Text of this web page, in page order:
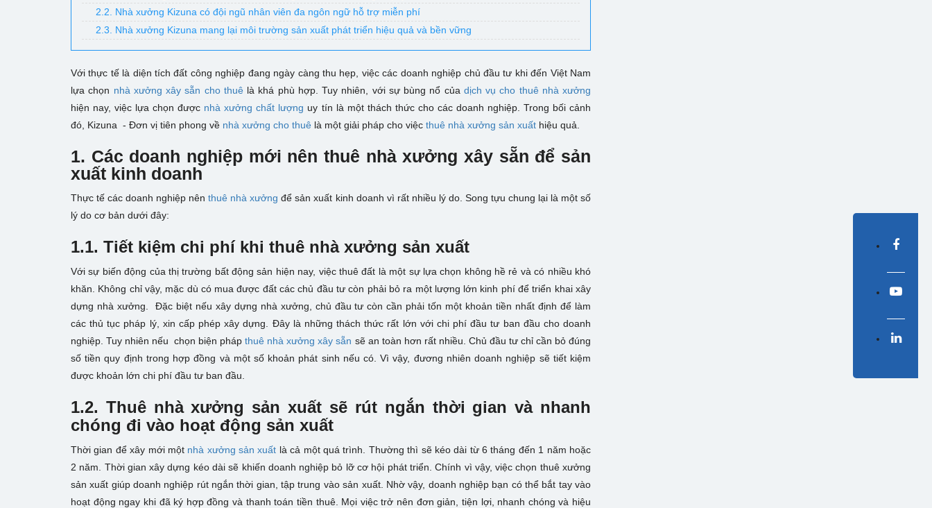
2.2. Nhà xưởng Kizuna có đội ngũ nhân viên đa ngôn ngữ hỗ trợ miễn phí
2.3. Nhà xưởng Kizuna mang lại môi trường sản xuất phát triển hiệu quả và bền vững
Với thực tế là diện tích đất công nghiệp đang ngày càng thu hẹp, việc các doanh nghiệp chủ đầu tư khi đến Việt Nam
lựa chọn nhà xưởng xây sẵn cho thuêlà khá phù hợp. Tuy nhiên, với sự bùng nổ của dịch vụ cho thuê nhà xưởng
hiện nay, việc lựa chọn được nhà xưởng chất lượng uy tín là một thách thức cho các doanh nghiệp. Trong bối cảnh
đó, Kizuna - Đơn vị tiên phong về nhà xưởng cho thuê là một giải pháp cho việc thuê nhà xưởng sản xuất hiệu quả.
1. Các doanh nghiệp mới nên thuê nhà xưởng xây sẵn để sản
xuất kinh doanh
Thực tế các doanh nghiệp nênthuê nhà xưởng để sản xuất kinh doanh vì rất nhiều lý do. Song tựu chung lại là một số
lý do cơ bản dưới đây:
1.1. Tiết kiệm chi phí khi thuê nhà xưởng sản xuất
Với sự biến động của thị trường bất động sản hiện nay, việc thuê đất là một sự lựa chọn không hề rẻ và có nhiều khó
khăn. Không chỉ vậy, mặc dù có mua được đất các chủ đầu tư còn phải bỏ ra một lượng lớn kinh phí để triển khai xây
dựng nhà xưởng. Đặc biệt nếu xây dựng nhà xưởng, chủ đầu tư còn cần phải tốn một khoản tiền nhất định để làm
các thủ tục pháp lý, xin cấp phép xây dựng. Đây là những thách thức rất lớn với chi phí đầu tư ban đầu cho doanh
nghiệp. Tuy nhiên nếu chọn biện phápthuê nhà xưởng xây sẵn sẽ an toàn hơn rất nhiều. Chủ đầu tư chỉ cần bỏ đúng
số tiền quy định trong hợp đồng và một số khoản phát sinh nếu có. Vì vậy, đương nhiên doanh nghiệp sẽ tiết kiệm
được khoản lớn chi phí đầu tư ban đầu.
1.2. Thuê nhà xưởng sản xuất sẽ rút ngắn thời gian và nhanh
chóng đi vào hoạt động sản xuất
Thời gian để xây mới một nhà xưởng sản xuất là cả một quá trình. Thường thì sẽ kéo dài từ 6 tháng đến 1 năm hoặc
2 năm. Thời gian xây dựng kéo dài sẽ khiến doanh nghiệp bỏ lỡ cơ hội phát triển. Chính vì vậy, việc chọn thuê xưởng
sản xuất giúp doanh nghiệp rút ngắn thời gian, tập trung vào sản xuất. Nhờ vậy, doanh nghiệp bạn có thể bắt tay vào
hoạt động ngay khi đã ký hợp đồng và thanh toán tiền thuê. Mọi việc trở nên đơn giản, tiện lợi, nhanh chóng và hiệu